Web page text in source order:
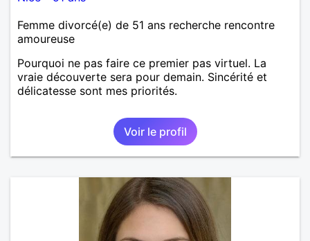
Femme divorcé(e) de 51 ans recherche rencontre
amoureuse
Pourquoi ne pas faire ce premier pas virtuel. La
vraie découverte sera pour demain. Sincérité et
délicatesse sont mes priorités.
Voir le profil